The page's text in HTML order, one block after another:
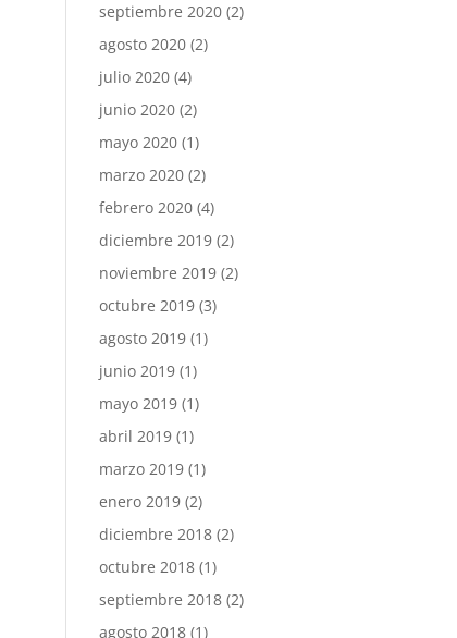
septiembre 2020 (2)
agosto 2020 (2)
julio 2020 (4)
junio 2020 (2)
mayo 2020 (1)
marzo 2020 (2)
febrero 2020 (4)
diciembre 2019 (2)
noviembre 2019 (2)
octubre 2019 (3)
agosto 2019 (1)
junio 2019 (1)
mayo 2019 (1)
abril 2019 (1)
marzo 2019 (1)
enero 2019 (2)
diciembre 2018 (2)
octubre 2018 (1)
septiembre 2018 (2)
agosto 2018 (1)